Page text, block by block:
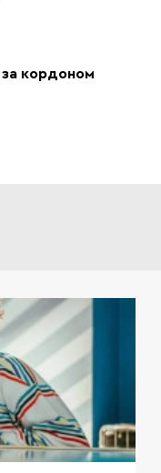
за кордоном
університету -
Це системна
Якщо ви влітку
про вступ - ви на
шляху.